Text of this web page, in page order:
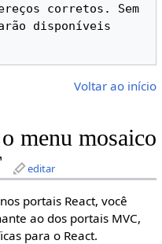
corretos. Sem
disponíveis
Voltar ao início
menu mosaico
editar
portais React, você
ao dos portais MVC,
para o React.